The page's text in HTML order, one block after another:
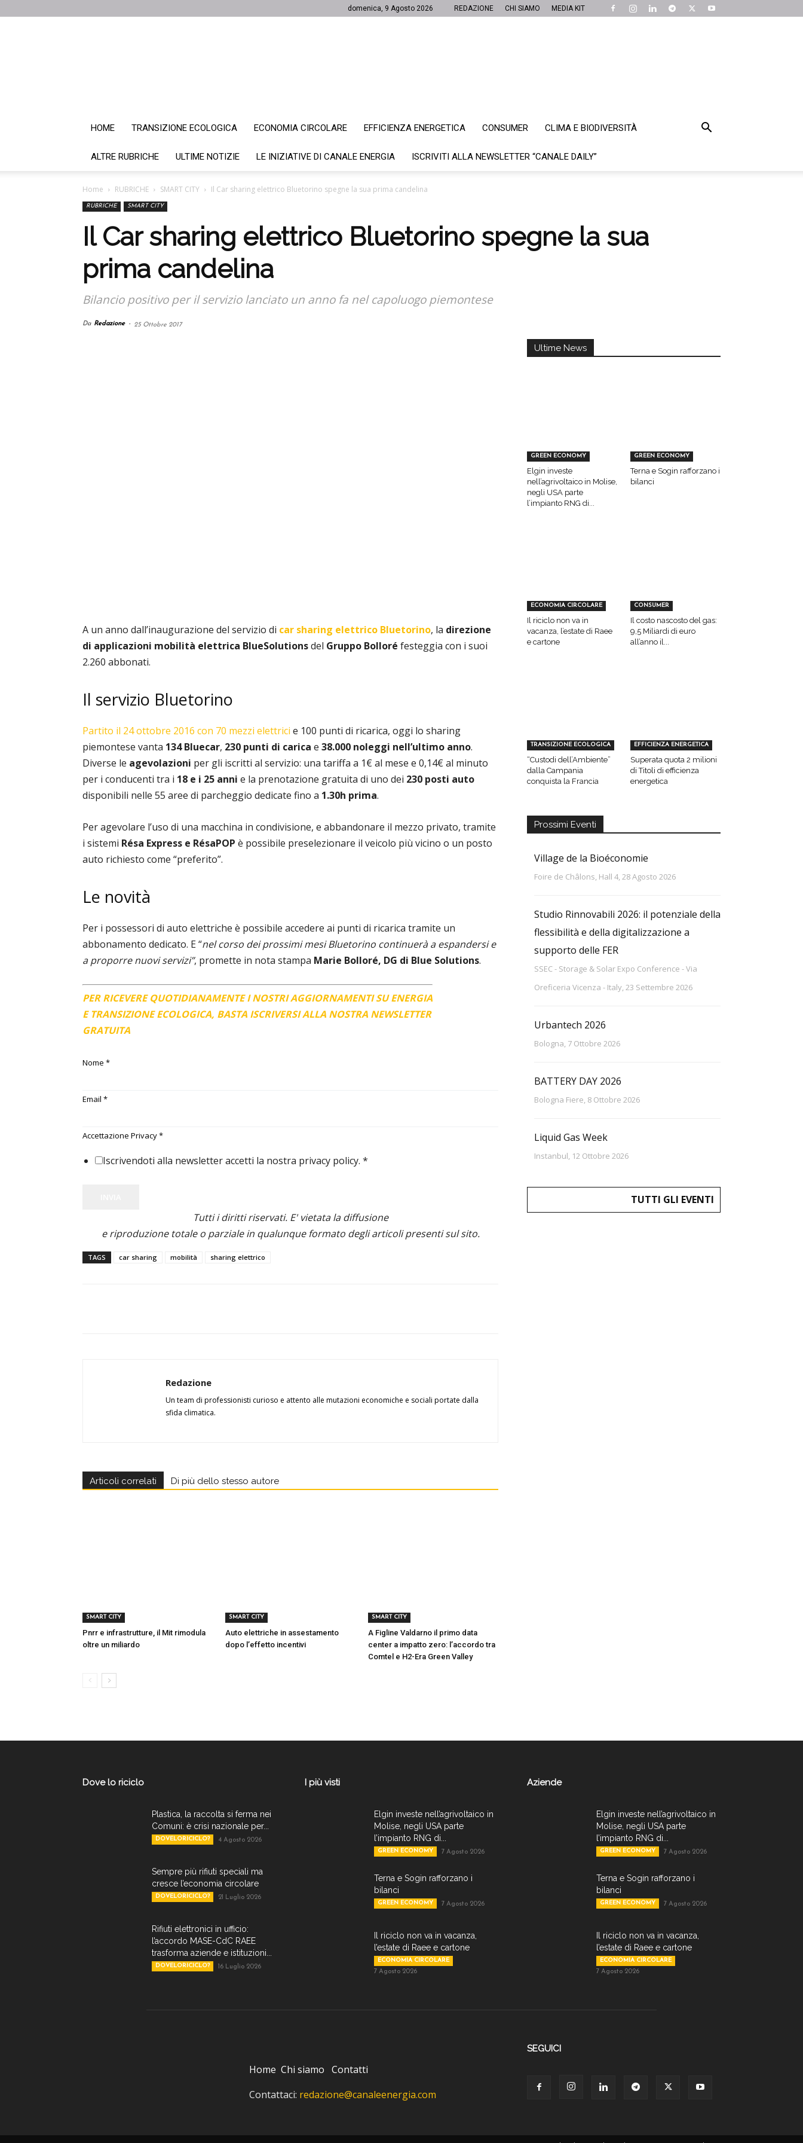
domenica, 9 Agosto 2026 REDAZIONE CHI SIAMO MEDIA KIT
HOME TRANSIZIONE ECOLOGICA ECONOMIA CIRCOLARE EFFICIENZA ENERGETICA CONSUMER CLIMA E BIODIVERSITÀ
ALTRE RUBRICHE ULTIME NOTIZIE LE INIZIATIVE DI CANALE ENERGIA ISCRIVITI ALLA NEWSLETTER “CANALE DAILY”
Home RUBRICHE SMART CITY Il Car sharing elettrico Bluetorino spegne la sua prima candelina
RUBRICHE SMART CITY
Il Car sharing elettrico Bluetorino spegne la sua
prima candelina
Bilancio positivo per il servizio lanciato un anno fa nel capoluogo piemontese
Da Redazione - 25 Ottobre 2017
A un anno dall’inaugurazione del servizio di car sharing elettrico Bluetorino, la direzione
di applicazioni mobilità elettrica BlueSolutionsdel Gruppo Bolloré festeggia con i suoi
2.260 abbonati.
Il servizio Bluetorino
Partito il 24 ottobre 2016 con 70 mezzi elettrici e 100 punti di ricarica, oggi lo sharing
piemontese vanta 134 Bluecar, 230 punti di carica e 38.000 noleggi nell’ultimo anno.
Diverse le agevolazioni per gli iscritti al servizio: una tariffa a 1€ al mese e 0,14€ al minuto
per i conducenti tra i 18 e i 25 anni e la prenotazione gratuita di uno dei 230 posti auto
disponibili nelle 55 aree di parcheggio dedicate fino a 1.30h prima.
Per agevolare l’uso di una macchina in condivisione, e abbandonare il mezzo privato, tramite
i sistemi Résa Express e RésaPOP è possibile preselezionare il veicolo più vicino o un posto
auto richiesto come “preferito”.
Le novità
Per i possessori di auto elettriche è possibile accedere ai punti di ricarica tramite un
abbonamento dedicato. E “nel corso dei prossimi mesi Bluetorino continuerà a espandersi e
a proporre nuovi servizi”, promette in nota stampa Marie Bolloré, DG di Blue Solutions.
PER RICEVERE QUOTIDIANAMENTE I NOSTRI AGGIORNAMENTI SU ENERGIA
E TRANSIZIONE ECOLOGICA, BASTA ISCRIVERSI ALLA NOSTRA NEWSLETTER
GRATUITA
Nome *
Email *
Accettazione Privacy*
Iscrivendoti alla newsletter accetti la nostra privacy policy. *
Tutti i diritti riservati. E' vietata la diffusione
e riproduzione totale o parziale in qualunque formato degli articoli presenti sul sito.
TAGS car sharing mobilità sharing elettrico
Redazione
Un team di professionisti curioso e attento alle mutazioni economiche e sociali portate dalla
sfida climatica.
Articoli correlati Di più dello stesso autore
SMART CITY
Pnrr e infrastrutture, il Mit rimodula
oltre un miliardo
SMART CITY
Auto elettriche in assestamento
dopo l’effetto incentivi
SMART CITY
A Figline Valdarno il primo data
center a impatto zero: l’accordo tra
Comtel e H2-Era Green Valley
Ultime News
GREEN ECONOMY
Elgin investe
nell’agrivoltaico in Molise,
negli USA parte
l’impianto RNG di...
GREEN ECONOMY
Terna e Sogin rafforzano i
bilanci
ECONOMIA CIRCOLARE
Il riciclo non va in
vacanza, l’estate di Raee
e cartone
CONSUMER
Il costo nascosto del gas:
9,5 Miliardi di euro
all’anno il...
TRANSIZIONE ECOLOGICA
“Custodi dell’Ambiente”
dalla Campania
conquista la Francia
EFFICIENZA ENERGETICA
Superata quota 2 milioni
di Titoli di efficienza
energetica
Prossimi Eventi
Village de la Bioéconomie
Foire de Châlons, Hall 4, 28 Agosto 2026
Studio Rinnovabili 2026: il potenziale della
flessibilità e della digitalizzazione a
supporto delle FER
SSEC - Storage & Solar Expo Conference - Via
Oreficeria Vicenza - Italy, 23 Settembre 2026
Urbantech 2026
Bologna, 7 Ottobre 2026
BATTERY DAY 2026
Bologna Fiere, 8 Ottobre 2026
Liquid Gas Week
Instanbul, 12 Ottobre 2026
TUTTI GLI EVENTI
Dove lo riciclo
Plastica, la raccolta si ferma nei
Comuni: è crisi nazionale per...
DOVELORICICLO? 4 Agosto 2026
Sempre più rifiuti speciali ma
cresce l’economia circolare
DOVELORICICLO? 21 Luglio 2026
Rifiuti elettronici in ufficio:
l’accordo MASE-CdC RAEE
trasforma aziende e istituzioni...
DOVELORICICLO? 16 Luglio 2026
I più visti
Elgin investe nell’agrivoltaico in
Molise, negli USA parte
l’impianto RNG di...
GREEN ECONOMY 7 Agosto 2026
Terna e Sogin rafforzano i
bilanci
GREEN ECONOMY 7 Agosto 2026
Il riciclo non va in vacanza,
l’estate di Raee e cartone
ECONOMIA CIRCOLARE
7 Agosto 2026
Aziende
Elgin investe nell’agrivoltaico in
Molise, negli USA parte
l’impianto RNG di...
GREEN ECONOMY 7 Agosto 2026
Terna e Sogin rafforzano i
bilanci
GREEN ECONOMY 7 Agosto 2026
Il riciclo non va in vacanza,
l’estate di Raee e cartone
ECONOMIA CIRCOLARE
7 Agosto 2026
Home Chi siamo Contatti
Contattaci: redazione@canaleenergia.com
SEGUICI